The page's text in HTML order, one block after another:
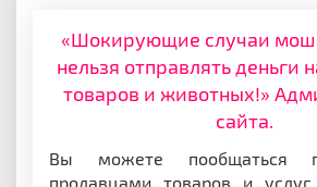
«Шокирующие случаи
нельзя отправлять деньги
товаров и животных!»
сайта.
Вы можете пообщаться
продавцами товаров и